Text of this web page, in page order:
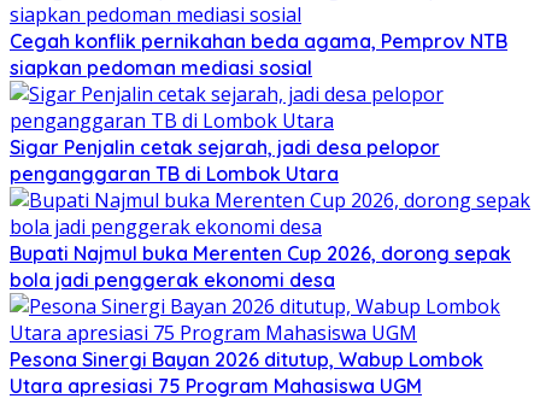
Cegah konflik pernikahan beda agama, Pemprov NTB
siapkan pedoman mediasi sosial
Sigar Penjalin cetak sejarah, jadi desa pelopor
penganggaran TB di Lombok Utara
Bupati Najmul buka Merenten Cup 2026, dorong sepak
bola jadi penggerak ekonomi desa
Pesona Sinergi Bayan 2026 ditutup, Wabup Lombok
Utara apresiasi 75 Program Mahasiswa UGM